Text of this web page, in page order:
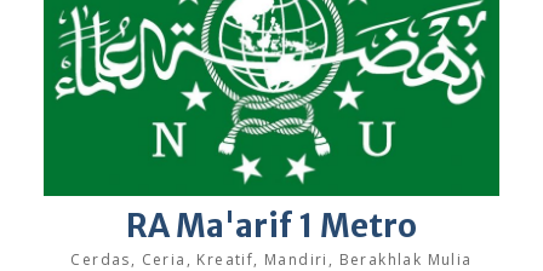
RA Ma'arif 1 Metro
Cerdas, Ceria, Kreatif, Mandiri, Berakhlak Mulia